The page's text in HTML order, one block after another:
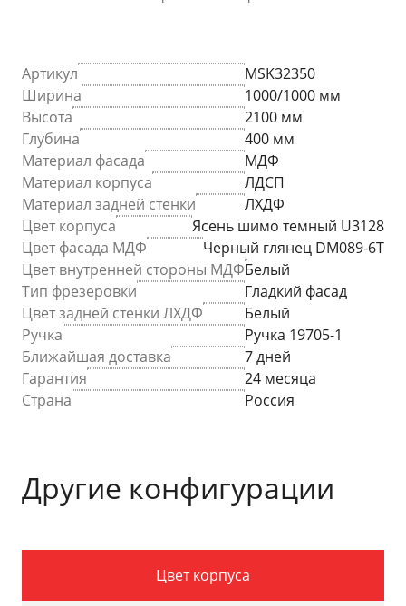
Артикул
MSK32350
Ширина
1000/1000 мм
Высота
2100 мм
Глубина
400 мм
Материал фасада
МДФ
Материал корпуса
ЛДСП
Материал задней стенки
ЛХДФ
Цвет корпуса
Ясень шимо темный U3128
Цвет фасада МДФ
Черный глянец DM089-6T
Цвет внутренней стороны МДФБелый
Тип фрезеровки
Гладкий фасад
Цвет задней стенки ЛХДФ
Белый
Ручка
Ручка 19705-1
Ближайшая доставка
7 дней
Гарантия
24 месяца
Страна
Россия
Другие конфигурации
Цвет корпуса